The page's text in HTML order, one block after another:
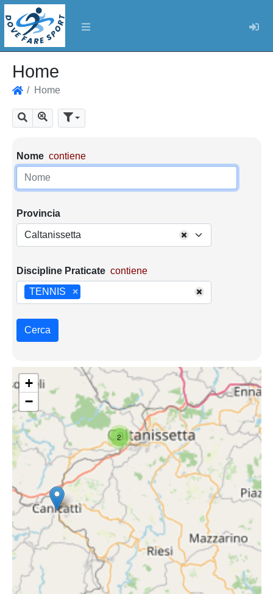
Home
Home
Cerca Mostra tutti i risultati
Parametri di ricerca
Nome contiene
Provincia
Caltanissetta
Discipline Praticate contiene
×
TENNIS
Cerca
2
+
−